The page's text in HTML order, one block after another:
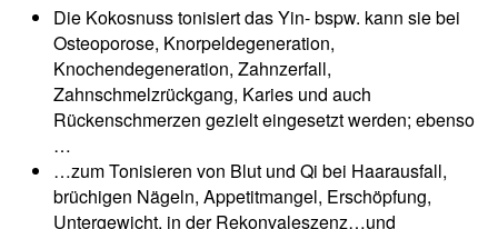
Die Kokosnuss tonisiert das Yin- bspw. kann sie bei
Osteoporose, Knorpeldegeneration,
Knochendegeneration, Zahnzerfall,
Zahnschmelzrückgang, Karies und auch
Rückenschmerzen gezielt eingesetzt werden; ebenso
…
…zum Tonisieren von Blut und Qi bei Haarausfall,
brüchigen Nägeln, Appetitmangel, Erschöpfung,
Untergewicht, in der Rekonvaleszenz…und